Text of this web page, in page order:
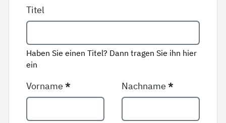
Titel
Haben Sie einen Titel? Dann tragen Sie ihn hier
ein
Vorname* Nachname*